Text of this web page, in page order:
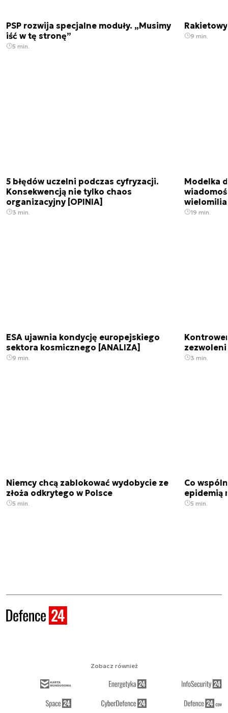
PSP rozwija specjalne moduły. „Musimy
iść w tę stronę”
5 min.
9 min.
5 błędów uczelni podczas cyfryzacji.
Konsekwencją nie tylko chaos
organizacyjny [OPINIA]
3 min.
Modelka
19 min.
ESA ujawnia kondycję europejskiego
sektora kosmicznego [ANALIZA]
9 min. 3 min.
Niemcy chcą zablokować wydobycie ze
złoża odkrytego w Polsce
5 min.
Co
epidemią
5 min.
Zobacz również